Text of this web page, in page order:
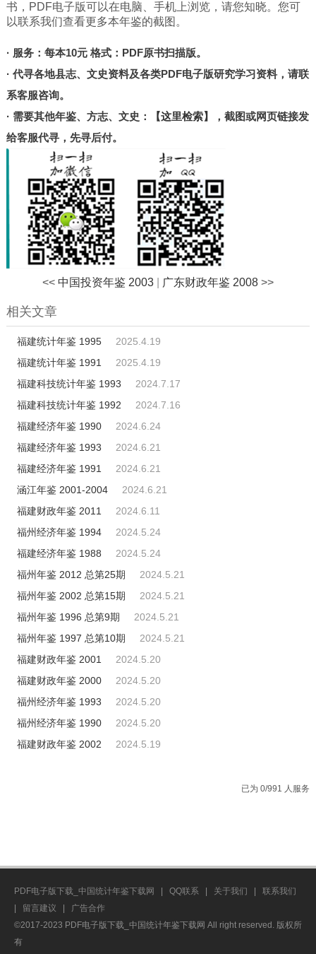
北京
陕西
河南
山东
其他
书，PDF电子版可以在电脑、手机上浏览，请您知晓。您可
以联系我们查看更多本年鉴的截图。
· 服务：每本10元 格式：PDF原书扫描版。
· 代寻各地县志、文史资料及各类PDF电子版研究学习资料，请联
系客服咨询。
· 需要其他年鉴、方志、文史：
【这里检索】
，截图或网页链接发
给客服代寻，先寻后付。
<< 中国投资年鉴 2003 广东财政年鉴 2008>>
相关文章
福建统计年鉴 1995
2025.4.19
福建统计年鉴 1991
2025.4.19
福建科技统计年鉴 1993
2024.7.17
福建科技统计年鉴 1992
2024.7.16
福建经济年鉴 1990
2024.6.24
福建经济年鉴 1993
2024.6.21
福建经济年鉴 1991
2024.6.21
涵江年鉴 2001-2004
2024.6.21
福建财政年鉴 2011
2024.6.11
福州经济年鉴 1994
2024.5.24
福建经济年鉴 1988
2024.5.24
福州年鉴 2012 总第25期
2024.5.21
福州年鉴 2002 总第15期
2024.5.21
福州年鉴 1996 总第9期
2024.5.21
福州年鉴 1997 总第10期
2024.5.21
福建财政年鉴 2001
2024.5.20
福建财政年鉴 2000
2024.5.20
福州经济年鉴 1993
2024.5.20
福州经济年鉴 1990
2024.5.20
福建财政年鉴 2002
2024.5.19
已为 0/991 人服务
PDF电子版下载_中国统计年鉴下载网 QQ联系 关于我们
联系我们
留言建议
广告合作
©2017-2023 PDF电子版下载_中国统计年鉴下载网 All right reserved. 版权所
有